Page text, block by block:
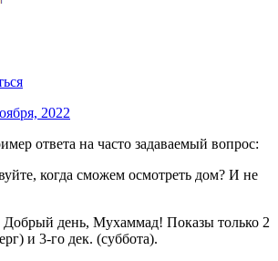
2022
ответа на часто задаваемый вопрос:
когда сможем осмотреть дом? И не
день, Мухаммад! Показы только 2
и 3-го дек. (суббота).